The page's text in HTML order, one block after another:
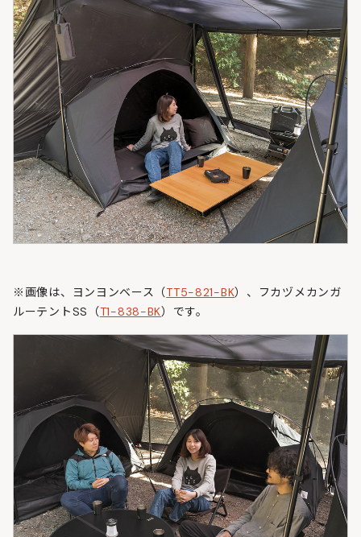
※画像は、ヨンヨンベース（TT5-821-BK）、フカヅメカンガ
ルーテントSS（T1-838-BK）です。